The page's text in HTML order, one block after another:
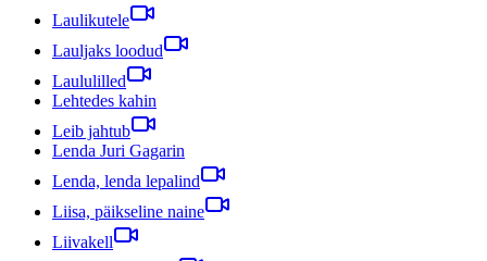
Laulikutele
Lauljaks loodud
Laululilled
Lehtedes kahin
Leib jahtub
Lenda Juri Gagarin
Lenda, lenda lepalind
Liisa, päikseline naine
Liivakell